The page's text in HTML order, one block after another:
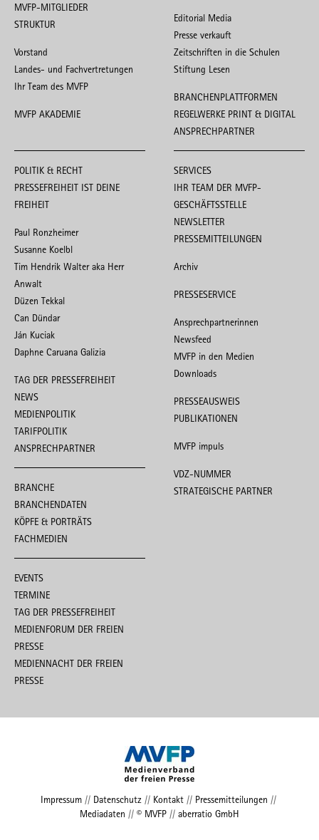
MVFP-MITGLIEDER
STRUKTUR
Vorstand
Landes- und Fachvertretungen
Ihr Team des MVFP
MVFP AKADEMIE
Editorial Media
Presse verkauft
Zeitschriften in die Schulen
Stiftung Lesen
BRANCHENPLATTFORMEN
REGELWERKE PRINT & DIGITAL
ANSPRECHPARTNER
POLITIK & RECHT
PRESSEFREIHEIT IST DEINE
FREIHEIT
Paul Ronzheimer
Susanne Koelbl
Tim Hendrik Walter aka Herr
Anwalt
Düzen Tekkal
Can Dündar
Ján Kuciak
Daphne Caruana Galizia
TAG DER PRESSEFREIHEIT
NEWS
MEDIENPOLITIK
TARIFPOLITIK
ANSPRECHPARTNER
BRANCHE
BRANCHENDATEN
KÖPFE & PORTRÄTS
FACHMEDIEN
EVENTS
TERMINE
TAG DER PRESSEFREIHEIT
MEDIENFORUM DER FREIEN
PRESSE
MEDIENNACHT DER FREIEN
PRESSE
SERVICES
IHR TEAM DER MVFP-
GESCHÄFTSSTELLE
NEWSLETTER
PRESSEMITTEILUNGEN
Archiv
PRESSESERVICE
Ansprechpartnerinnen
Newsfeed
MVFP in den Medien
Downloads
PRESSEAUSWEIS
PUBLIKATIONEN
MVFP impuls
VDZ-NUMMER
STRATEGISCHE PARTNER
Impressum// Datenschutz // Kontakt// Pressemitteilungen //
Mediadaten // © MVFP // aberratio GmbH